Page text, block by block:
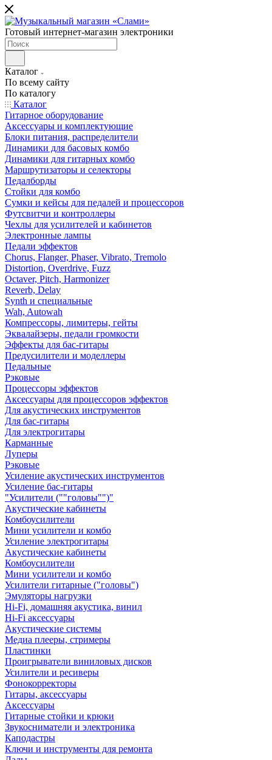
Готовый интернет-магазин электроники
Каталог
По всему сайту
По каталогу
Каталог
Гитарное оборудование
Аксессуары и комплектующие
Блоки питания, распределители
Динамики для басовых комбо
Динамики для гитарных комбо
Маршрутизаторы и селекторы
Педалборды
Стойки для комбо
Сумки и кейсы для педалей и процессоров
Футсвитчи и контроллеры
Чехлы для усилителей и кабинетов
Электронные лампы
Педали эффектов
Chorus, Flanger, Phaser, Vibrato, Tremolo
Distortion, Overdrive, Fuzz
Octaver, Pitch, Harmonizer
Reverb, Delay
Synth и специальные
Wah, Autowah
Компрессоры, лимитеры, гейты
Эквалайзеры, педали громкости
Эффекты для бас-гитары
Предусилители и моделлеры
Педальные
Рэковые
Процессоры эффектов
Аксессуары для процессоров эффектов
Для акустических инструментов
Для бас-гитары
Для электрогитары
Карманные
Луперы
Рэковые
Усиление акустических инструментов
Усиление бас-гитары
"Усилители (""головы"")"
Акустические кабинеты
Комбоусилители
Мини усилители и комбо
Усиление электрогитары
Акустические кабинеты
Комбоусилители
Мини усилители и комбо
Усилители гитарные ("головы")
Эмуляторы нагрузки
Hi-Fi, домашняя акустика, винил
Hi-Fi аксессуары
Акустические системы
Медиа плееры, стримеры
Пластинки
Проигрыватели виниловых дисков
Усилители и ресиверы
Фонокорректоры
Гитары, аксессуары
Аксессуары
Гитарные стойки и крюки
Звукосниматели и электроника
Каподастры
Ключи и инструменты для ремонта